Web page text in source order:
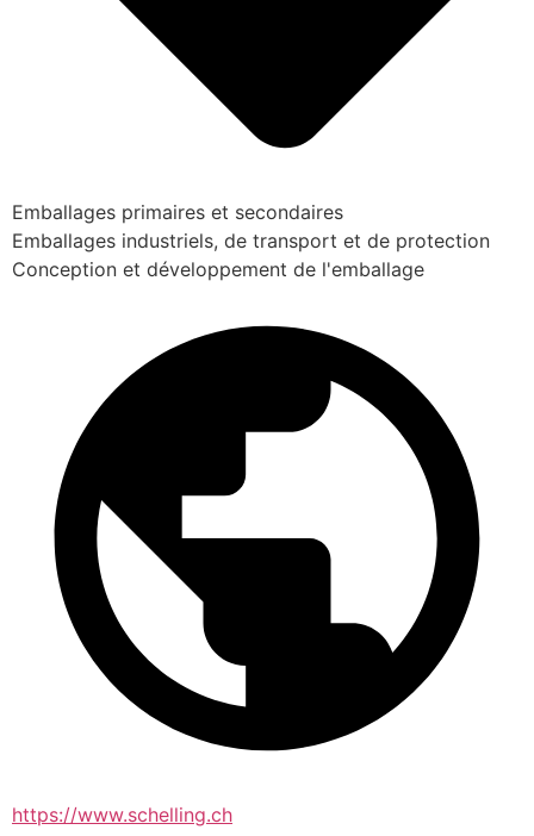
Emballages primaires et secondaires
Emballages industriels, de transport et de protection
Conception et développement de l'emballage
https://www.schelling.ch